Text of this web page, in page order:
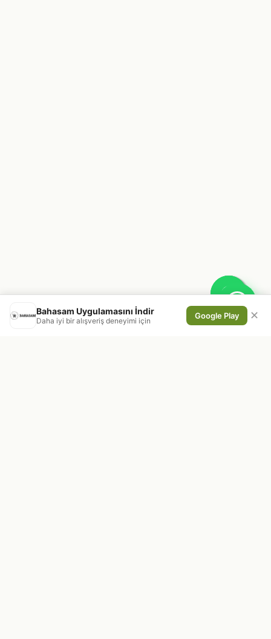
Bahasam Uygulamasını İndir
Daha iyi bir alışveriş deneyimi için
Google Play ✕